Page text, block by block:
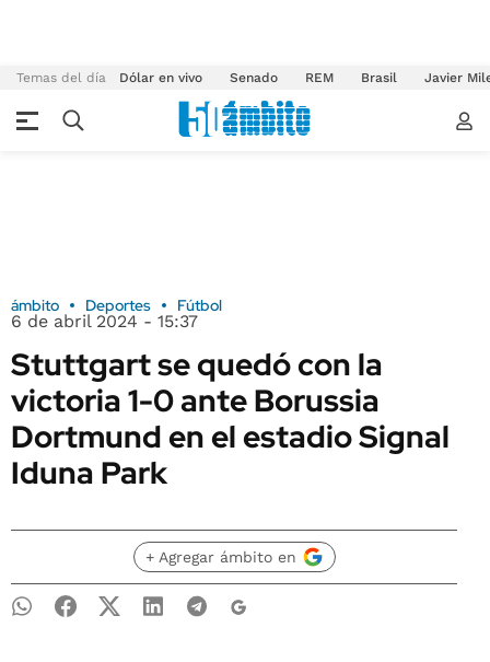
Temas del día Dólar en vivo Senado REM Brasil Javier
ámbito Deportes Fútbol
6 de abril 2024 - 15:37
Stuttgart se quedó con la
victoria 1-0 ante Borussia
Dortmund en el estadio Signal
Iduna Park
+ Agregar ámbito en